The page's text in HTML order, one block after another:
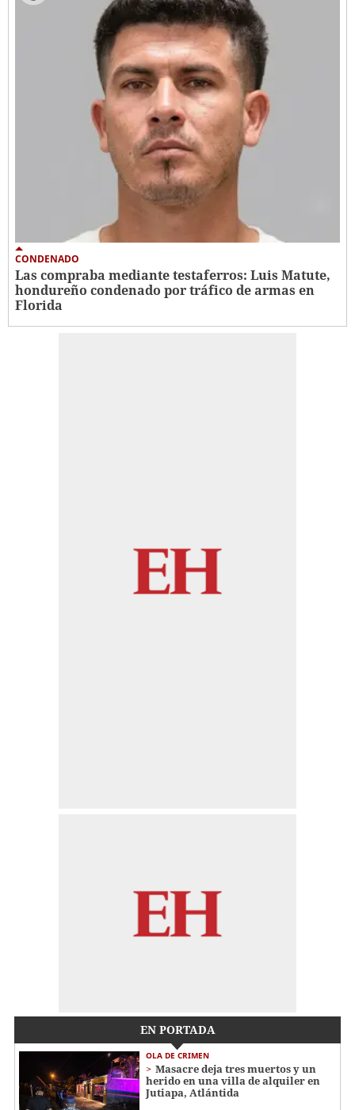
CONDENADO
Las compraba mediante testaferros: Luis Matute,
hondureño condenado por tráfico de armas en
Florida
EN PORTADA
OLA DE CRIMEN
Masacre deja tres muertos y un
herido en una villa de alquiler en
Jutiapa, Atlántida